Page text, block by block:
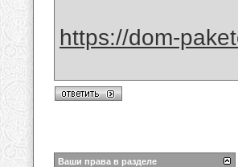
https://dom-
Ваши права в разделе